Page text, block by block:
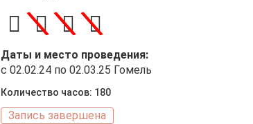
\\\
Даты и место проведения:
с 02.02.24 по 02.03.25 Гомель
Количество часов: 180
Запись завершена